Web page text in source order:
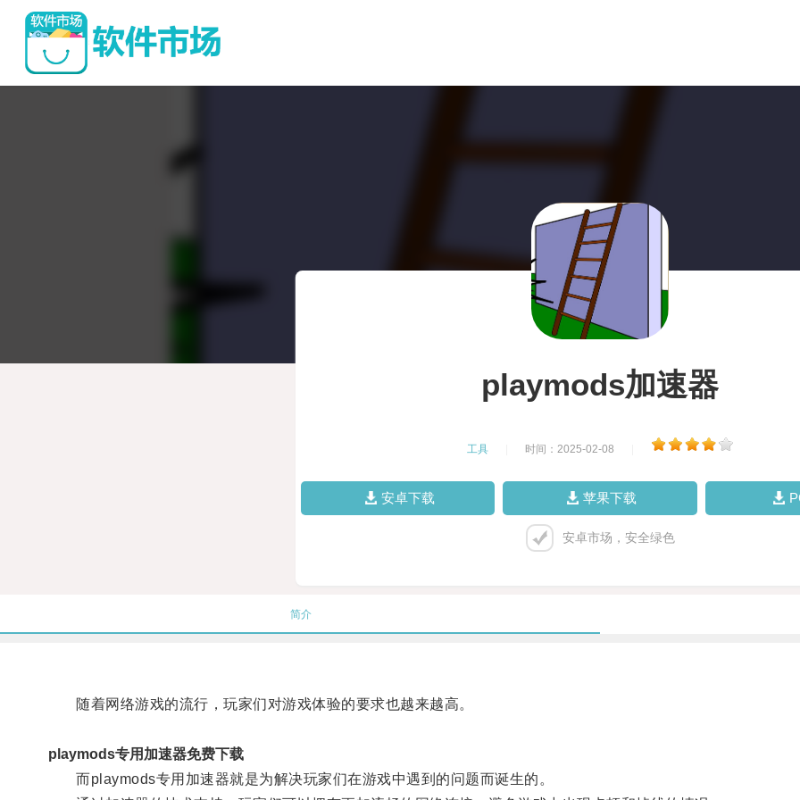
playmods加速器
工具 时间：2025-02-08
安卓下载 苹果下载
安卓市场，安全绿色
简介
随着网络游戏的流行，玩家们对游戏体验的要求也越来越高。
playmods专用加速器免费下载
而playmods专用加速器就是为解决玩家们在游戏中遇到的问题而诞生的。